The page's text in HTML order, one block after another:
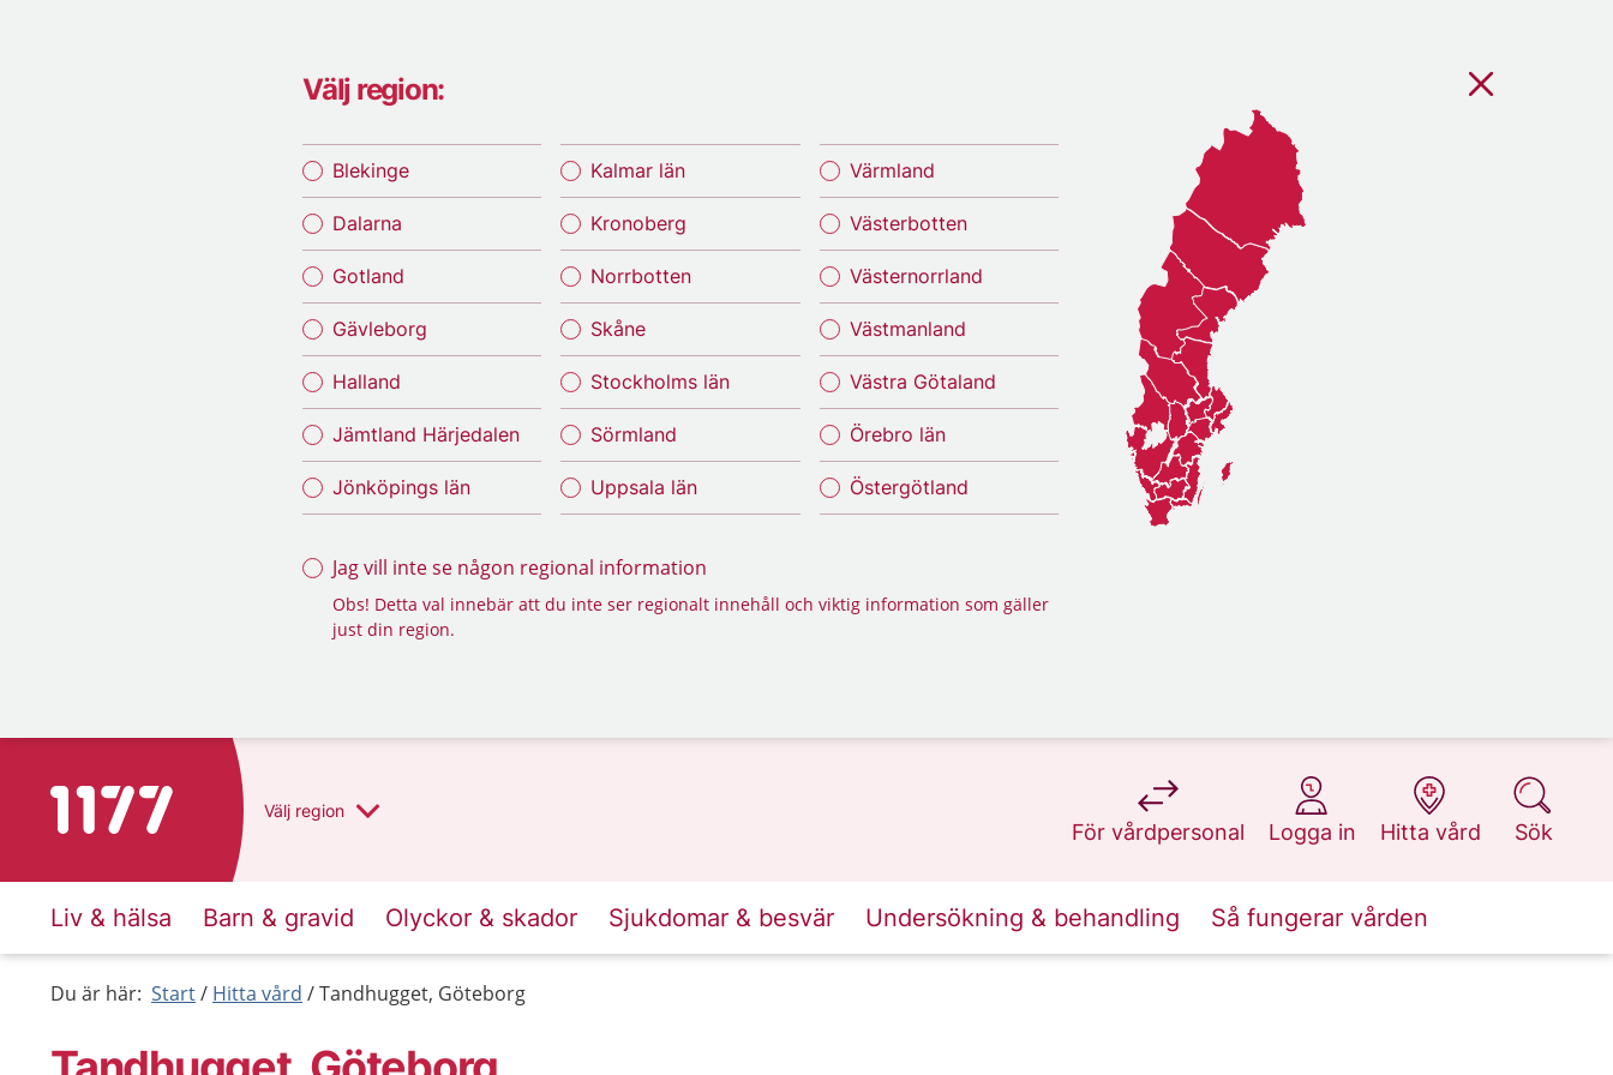
Välj region:
Blekinge
Dalarna
Gotland
Gävleborg
Halland
Jämtland Härjedalen
Jönköpings län
Kalmar län
Kronoberg
Norrbotten
Skåne
Stockholms län
Sörmland
Uppsala län
Värmland
Västerbotten
Västernorrland
Västmanland
Västra Götaland
Örebro län
Östergötland
Jag vill inte se någon regional information
Obs! Detta val innebär att du inte ser regionalt innehåll och viktig information som gäller
just din region.
Till startsidan för 1177 Välj region
För vårdpersonal
på 1177.se
Logga in
på 1177.se
Hitta vård
på 1177.se
Sök
på 1177.se
Liv & hälsa Barn & gravid Olyckor & skador Sjukdomar & besvär Undersökning & behandling Så fungerar vården
Du är här: Start Hitta vård Tandhugget, Göteborg